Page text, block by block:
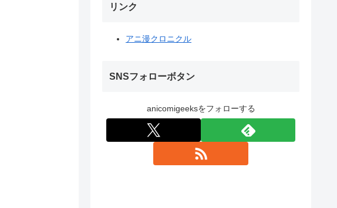
リンク
アニ漫クロニクル
SNSフォローボタン
anicomigeeksをフォローする